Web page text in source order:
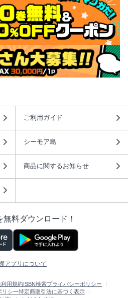
ご利用ガイド
シーモア島
商品に関するお知らせ
料ダウンロード！
アプリについて
利用規約 ISBN検索プライバシーポリシー
リシー特定商取引法に基づく表示